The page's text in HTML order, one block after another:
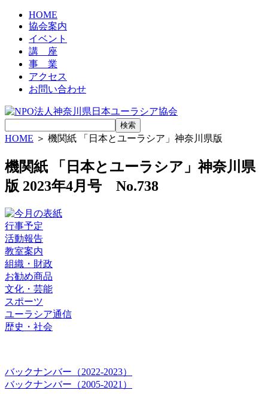
HOME
協会案内
イベント
講 座
事 業
アクセス
お問い合わせ
HOME ＞ 機関紙 「日本とユーラシア」神奈川県版
機関紙 「日本とユーラシア」神奈川県
版 2023年4月号 No.738
行事予定
活動報告
教室案内
組織・財政
お勧め商品
文化・芸能
スポーツ
ユーラシア通信
歴史・社会
バックナンバー（2022-2023）
バックナンバー（2005-2021）